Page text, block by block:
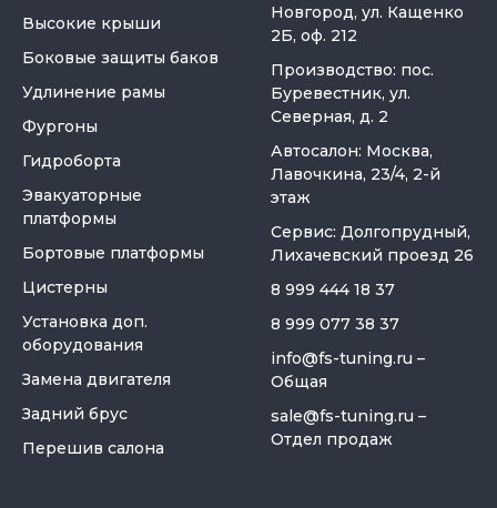
Высокие крыши
Боковые защиты баков
Удлинение рамы
Фургоны
Гидроборта
Эвакуаторные
платформы
Бортовые платформы
Цистерны
Установка доп.
оборудования
Замена двигателя
Задний брус
Перешив салона
Новгород, ул. Кащенко
2Б, оф. 212
Производство: пос.
Буревестник, ул.
Северная, д. 2
Автосалон: Москва,
Лавочкина, 23/4, 2-й
этаж
Сервис: Долгопрудный,
Лихачевский проезд 26
8 999 444 18 37
8 999 077 38 37
info@fs-tuning.ru –
Общая
sale@fs-tuning.ru –
Отдел продаж